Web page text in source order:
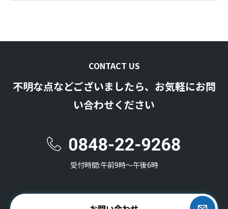
CONTACT US
不明な点などございましたら、お気軽にお問
い合わせください
受付時間:午前9時〜午後6時